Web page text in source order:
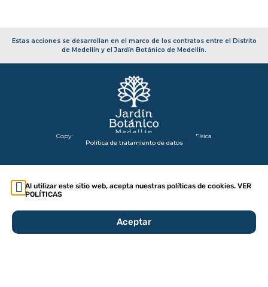
Estas acciones se desarrollan en el marco de los contratos entre el Distrito
de Medellín y el Jardín Botánico de Medellín.
Copyright 2026 – Secretaría de Infraestructura Física
Política de tratamiento de datos
Al utilizar este sitio web, acepta nuestras políticas de cookies. VER
POLÍTICAS
Aceptar